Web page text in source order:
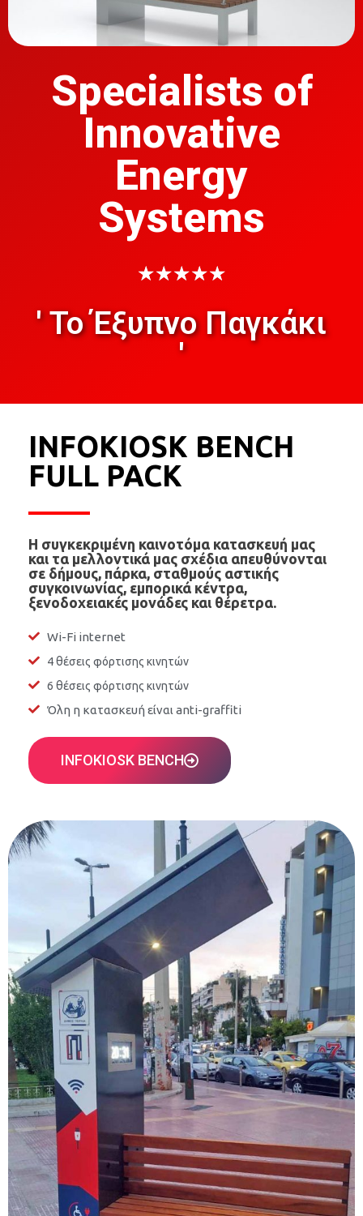
Specialists of
Innovative
Energy
Systems
★★★★★
' Το Έξυπνο Παγκάκι
'
INFOKIOSK BENCH
FULL PACK
Η συγκεκριμένη καινοτόμα κατασκευή μας
και τα μελλοντικά μας σχέδια απευθύνονται
σε δήμους, πάρκα, σταθμούς αστικής
συγκοινωνίας, εμπορικά κέντρα,
ξενοδοχειακές μονάδες και θέρετρα.
Wi-Fi internet
4 θέσεις φόρτισης κινητών
6 θέσεις φόρτισης κινητών
Όλη η κατασκευή είναι anti-graffiti
INFOKIOSK BENCH